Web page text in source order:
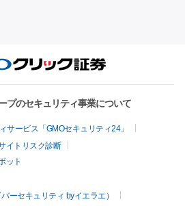
プのセキュリティ事業について
サービス「GMOセキュリティ24」
イトリスク診断
ット
ーセキュリティ byイエラエ）